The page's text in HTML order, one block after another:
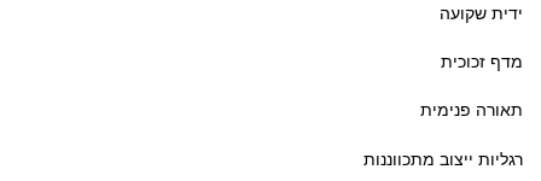
ידית שקועה
מדף זכוכית
תאורה פנימית
רגליות ייצוב מתכווננות